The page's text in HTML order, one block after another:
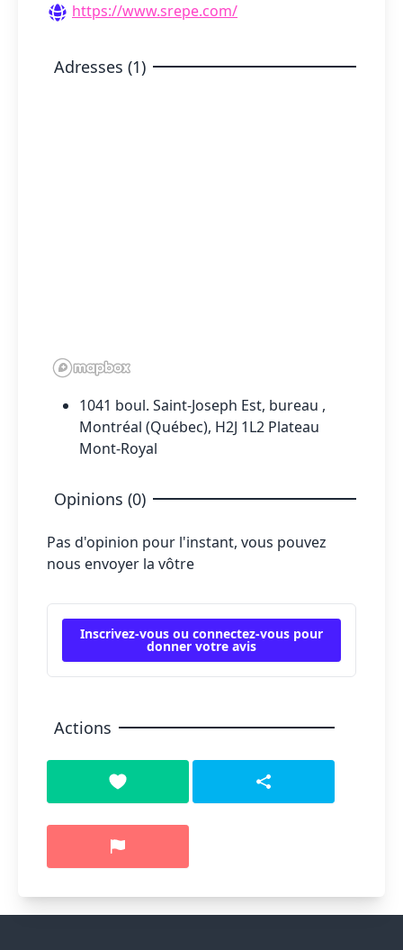
https://www.srepe.com/
Adresses (1)
1041 boul. Saint-Joseph Est, bureau ,
Montréal (Québec), H2J 1L2 Plateau
Mont-Royal
Opinions (0)
Pas d'opinion pour l'instant, vous pouvez
nous envoyer la vôtre
Inscrivez-vous ou connectez-vous pour
donner votre avis
Actions